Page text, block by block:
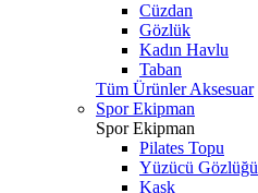
Cüzdan
Gözlük
Kadın Havlu
Taban
Tüm Ürünler Aksesuar
Spor Ekipman
Spor Ekipman
Pilates Topu
Yüzücü Gözlüğü
Kask